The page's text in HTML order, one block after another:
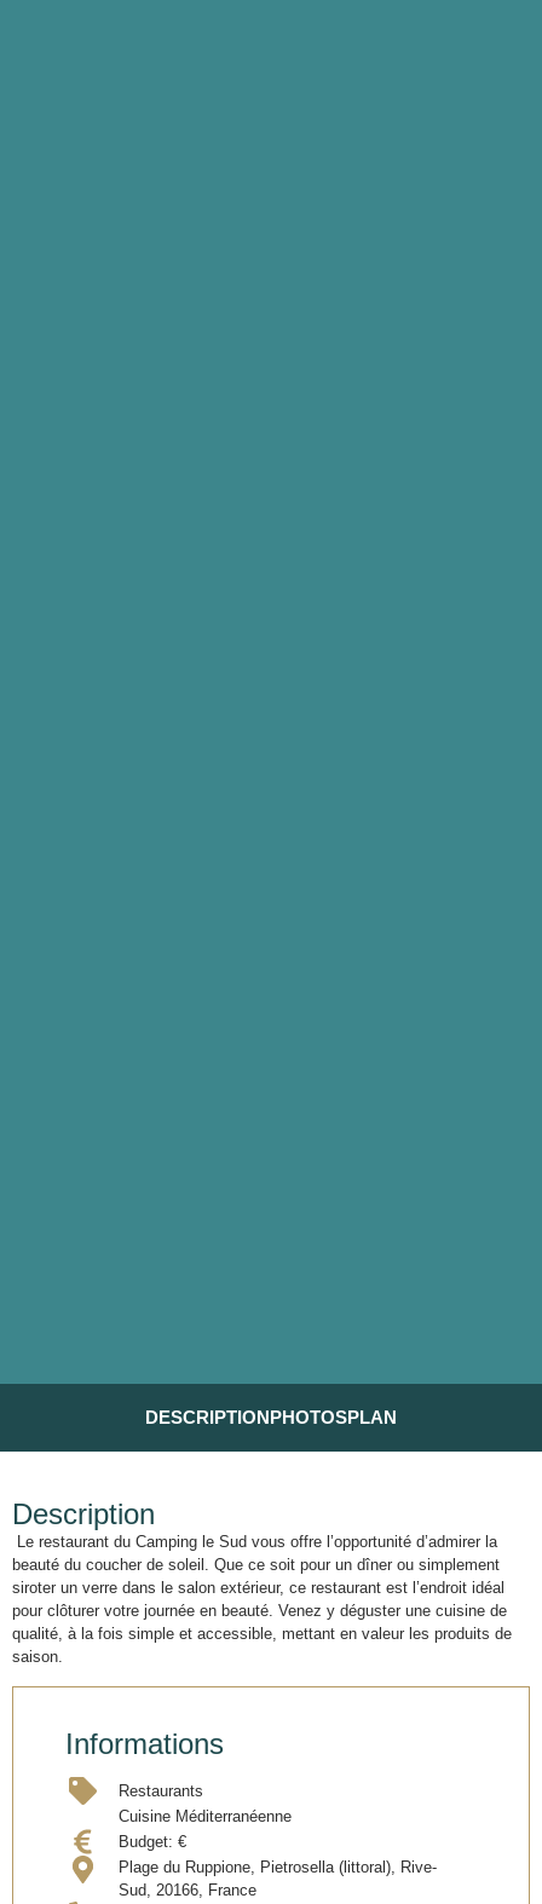
DESCRIPTIONPHOTOSPLAN
Description
Le restaurant du Camping le Sud vous offre l’opportunité d’admirer la
beauté du coucher de soleil. Que ce soit pour un dîner ou simplement
siroter un verre dans le salon extérieur, ce restaurant est l’endroit idéal
pour clôturer votre journée en beauté. Venez y déguster une cuisine de
qualité, à la fois simple et accessible, mettant en valeur les produits de
saison.
Informations
Restaurants
Cuisine Méditerranéenne
Budget: €
Plage du Ruppione, Pietrosella (littoral), Rive-
Sud, 20166, France